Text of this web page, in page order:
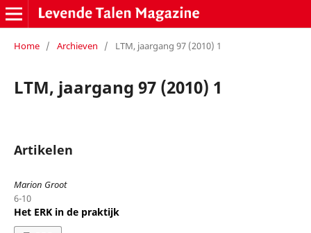
Home / Archieven / LTM, jaargang 97 (2010) 1
LTM, jaargang 97 (2010) 1
Artikelen
Marion Groot
6-10
Het ERK in de praktijk